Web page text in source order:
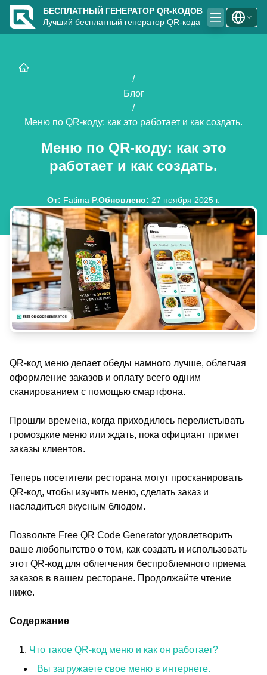
БЕСПЛАТНЫЙ ГЕНЕРАТОР QR-КОДОВ
Лучший бесплатный генератор QR-кода
/
Блог
/
Меню по QR-коду: как это работает и как создать.
Меню по QR-коду: как это
работает и как создать.
От: Fatima P.Обновлено: 27 ноября 2025 г.
QR-код меню делает обеды намного лучше, облегчая
оформление заказов и оплату всего одним
сканированием с помощью смартфона.
Прошли времена, когда приходилось перелистывать
громоздкие меню или ждать, пока официант примет
заказы клиентов.
Теперь посетители ресторана могут просканировать
QR-код, чтобы изучить меню, сделать заказ и
насладиться вкусным блюдом.
Позвольте Free QR Code Generator удовлетворить
ваше любопытство о том, как создать и использовать
этот QR-код для облегчения беспроблемного приема
заказов в вашем ресторане. Продолжайте чтение
ниже.
Содержание
Что такое QR-код меню и как он работает?
Вы загружаете свое меню в интернете.